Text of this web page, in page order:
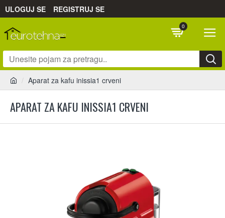
ULOGUJ SE REGISTRUJ SE
0
Aparat za kafu inissia1 crveni
APARAT ZA KAFU INISSIA1 CRVENI